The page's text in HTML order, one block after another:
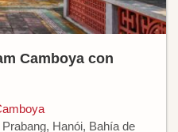
Camboya con
Hanói, Bahía de